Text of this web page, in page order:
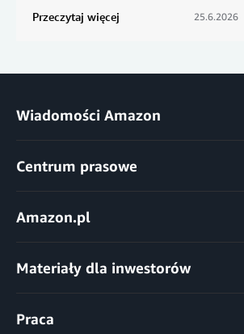
Przeczytaj więcej 25.6.2026
Wiadomości Amazon
Centrum prasowe
Amazon.pl
Materiały dla inwestorów
Praca